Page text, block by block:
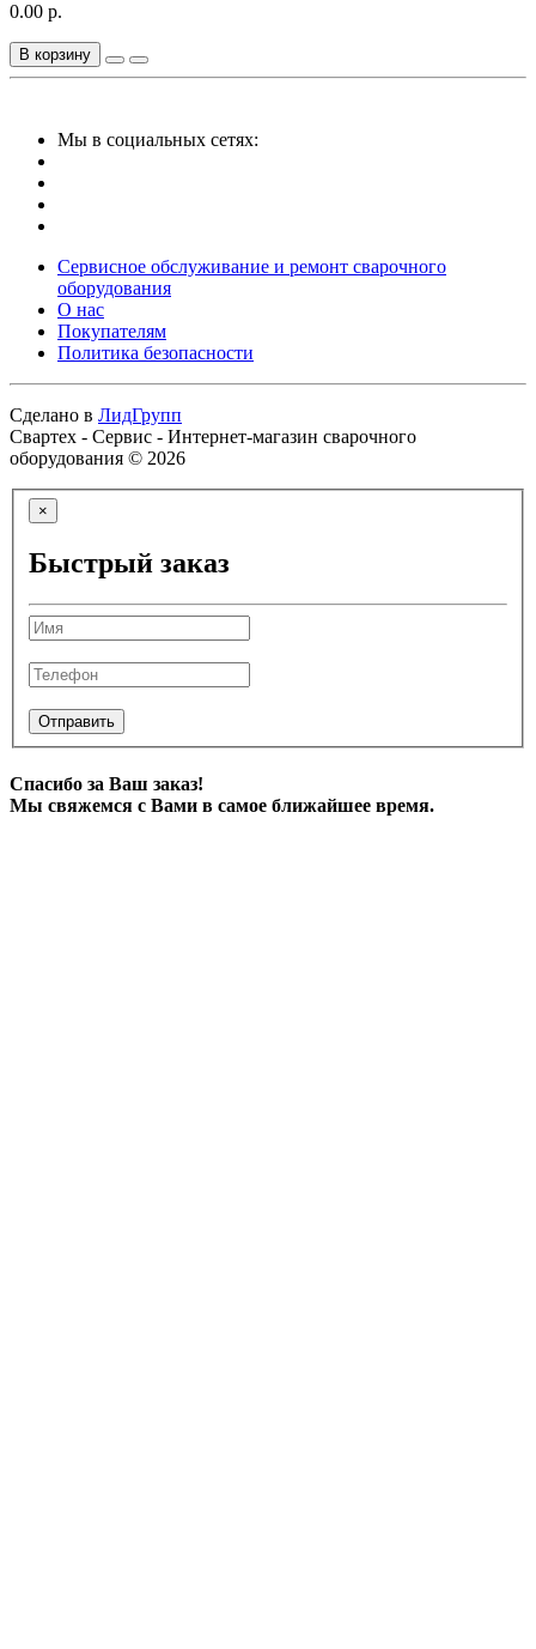
0.00 р.
В корзину
Мы в социальных сетях:
Сервисное обслуживание и ремонт сварочного
оборудования
О нас
Покупателям
Политика безопасности
Сделано в ЛидГрупп
Свартех - Сервис - Интернет-магазин сварочного
оборудования © 2026
×
Быстрый заказ
Отправить
Спасибо за Ваш заказ!
Мы свяжемся с Вами в самое ближайшее время.